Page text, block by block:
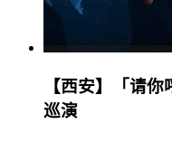
【西安】「请
巡演